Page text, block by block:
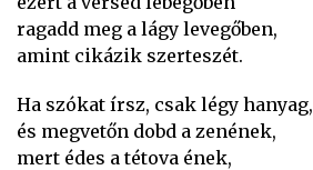
ragadd meg a lágy levegőben,
amint cikázik szerteszét.
Ha szókat írsz, csak légy hanyag,
és megvetőn dobd a zenének,
mert édes a tétova ének,